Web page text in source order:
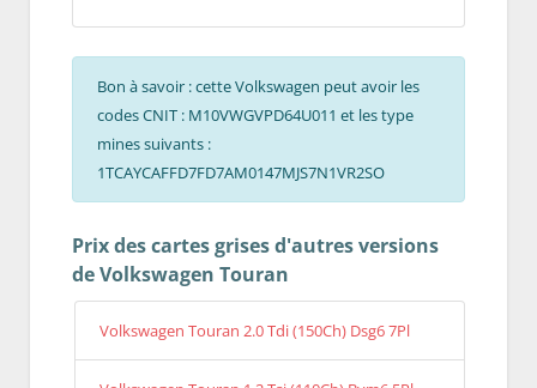
Bon à savoir : cette Volkswagen peut avoir les
codes CNIT : M10VWGVPD64U011 et les type
mines suivants :
1TCAYCAFFD7FD7AM0147MJS7N1VR2SO
Prix des cartes grises d'autres versions
de Volkswagen Touran
Volkswagen Touran 2.0 Tdi (150Ch) Dsg6 7Pl